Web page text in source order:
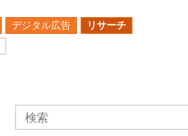
デジタル広告
リサーチ